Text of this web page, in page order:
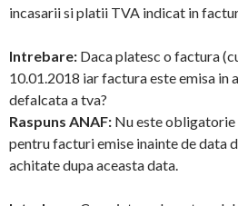
incasarii si platii TVA indicat in
Intrebare: Daca platesc o factura
10.01.2018 iar factura este emisa in
defalcata a tva?
Raspuns ANAF: Nu este
pentru facturi emise inainte de data
achitate dupa aceasta data.